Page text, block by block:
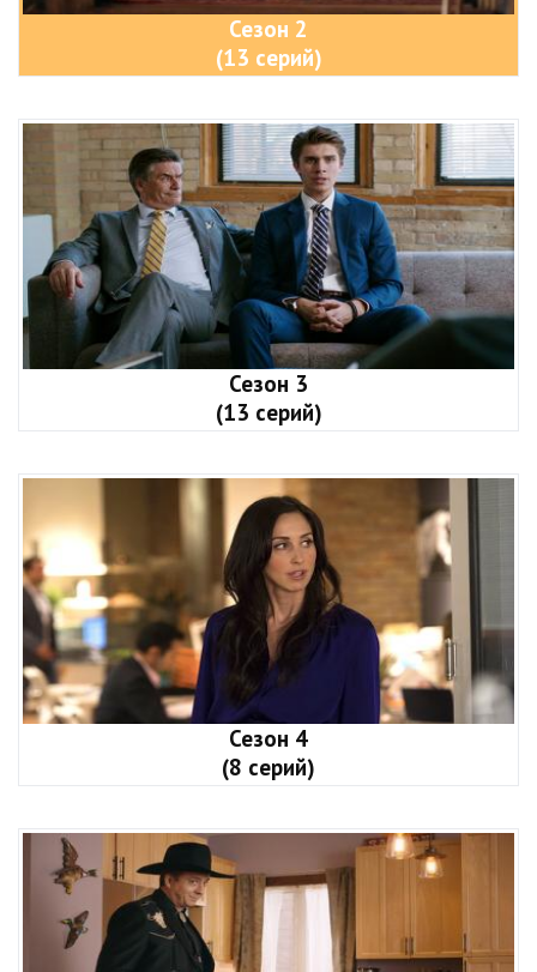
Сезон 2
(13 серий)
Сезон 3
(13 серий)
Сезон 4
(8 серий)